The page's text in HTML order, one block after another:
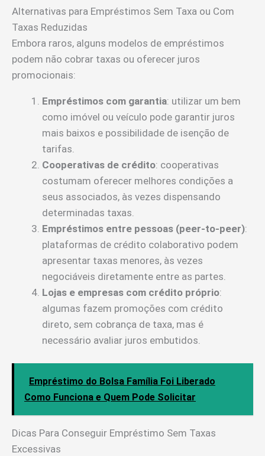
Alternativas para Empréstimos Sem Taxa ou Com
Taxas Reduzidas
Embora raros, alguns modelos de empréstimos
podem não cobrar taxas ou oferecer juros
promocionais:
Empréstimos com garantia: utilizar um bem
como imóvel ou veículo pode garantir juros
mais baixos e possibilidade de isenção de
tarifas.
Cooperativas de crédito: cooperativas
costumam oferecer melhores condições a
seus associados, às vezes dispensando
determinadas taxas.
Empréstimos entre pessoas (peer-to-peer):
plataformas de crédito colaborativo podem
apresentar taxas menores, às vezes
negociáveis diretamente entre as partes.
Lojas e empresas com crédito próprio:
algumas fazem promoções com crédito
direto, sem cobrança de taxa, mas é
necessário avaliar juros embutidos.
Empréstimo do Bolsa Família Foi Liberado
Como Funciona e Quem Pode Solicitar
Dicas Para Conseguir Empréstimo Sem Taxas
Excessivas